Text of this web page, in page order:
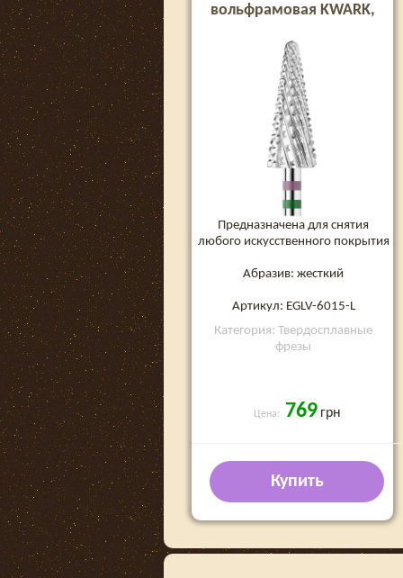
вольфрамовая KWARK,
«Shark Blade», зелено-
фиолетовая, 6 мм (EGLV-
6015-L)
Предназначена для снятия
любого искусственного покрытия
Абразив: жесткий
Артикул: EGLV-6015-L
Категория: Твердосплавные
фрезы
Цена: 769 грн
Купить